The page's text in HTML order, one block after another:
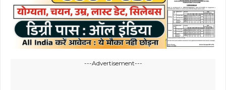
---Advertisement---